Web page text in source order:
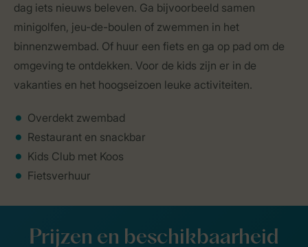
dag iets nieuws beleven. Ga bijvoorbeeld samen
minigolfen, jeu-de-boulen of zwemmen in het
binnenzwembad. Of huur een fiets en ga op pad om de
omgeving te ontdekken. Voor de kids zijn er in de
vakanties en het hoogseizoen leuke activiteiten.
Overdekt zwembad
Restaurant en snackbar
Kids Club met Koos
Fietsverhuur
Prijzen en beschikbaarheid